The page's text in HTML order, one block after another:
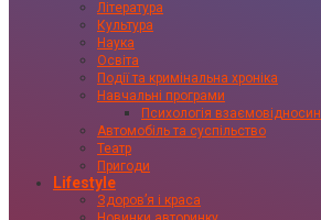
Література
Культура
Наука
Освіта
Події та кримінальна хроніка
Навчальні програми
Психологія взаємовідносин
Автомобіль та суспільство
Театр
Пригоди
Lifestyle
Здоровʼя і краса